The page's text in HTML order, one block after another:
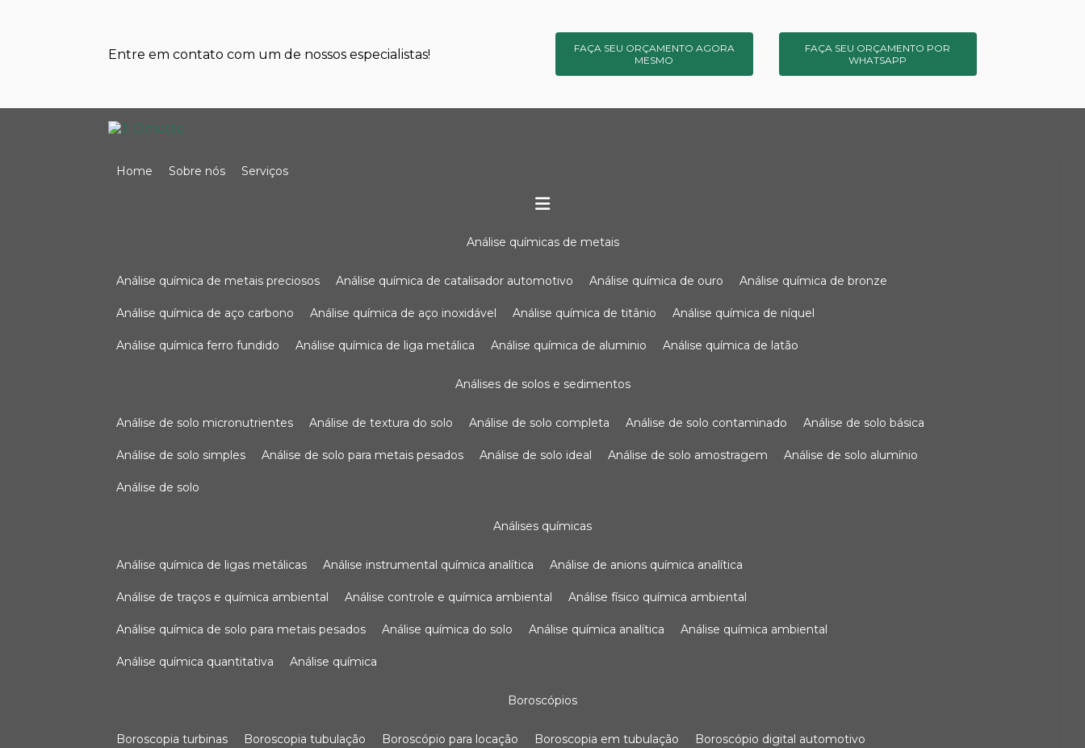
Entre em contato com um de nossos especialistas!
FAÇA SEU ORÇAMENTO AGORA
MESMO
FAÇA SEU ORÇAMENTO POR
WHATSAPP
Home Sobre nós Serviços
análise químicas de metais
análise química de metais preciosos análise química de catalisador automotivo análise química de ouro análise química de bronze
análise química de aço carbono análise química de aço inoxidável análise química de titânio análise química de níquel
análise química ferro fundido análise química de liga metálica análise química de aluminio análise química de latão
análises de solos e sedimentos
análise de solo micronutrientes análise de textura do solo análise de solo completa análise de solo contaminado análise de solo básica
análise de solo simples análise de solo para metais pesados análise de solo ideal análise de solo amostragem análise de solo alumínio
análise de solo
análises químicas
análise química de ligas metálicas análise instrumental química analítica análise de anions química analítica
análise de traços e química ambiental análise controle e química ambiental análise físico química ambiental
análise química de solo para metais pesados análise química do solo análise química analítica análise química ambiental
análise química quantitativa análise química
boroscópios
boroscopia turbinas boroscopia tubulação boroscópio para locação boroscopia em tubulação boroscópio digital automotivo